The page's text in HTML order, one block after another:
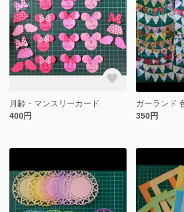
月齢・マンスリーカード
400円
ガーランド
350円